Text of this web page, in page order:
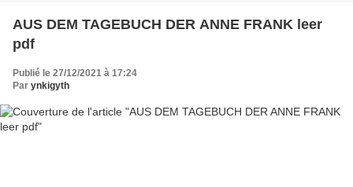
AUS DEM TAGEBUCH DER ANNE FRANK leer
pdf
Publié le 27/12/2021 à 17:24
Par ynkigyth